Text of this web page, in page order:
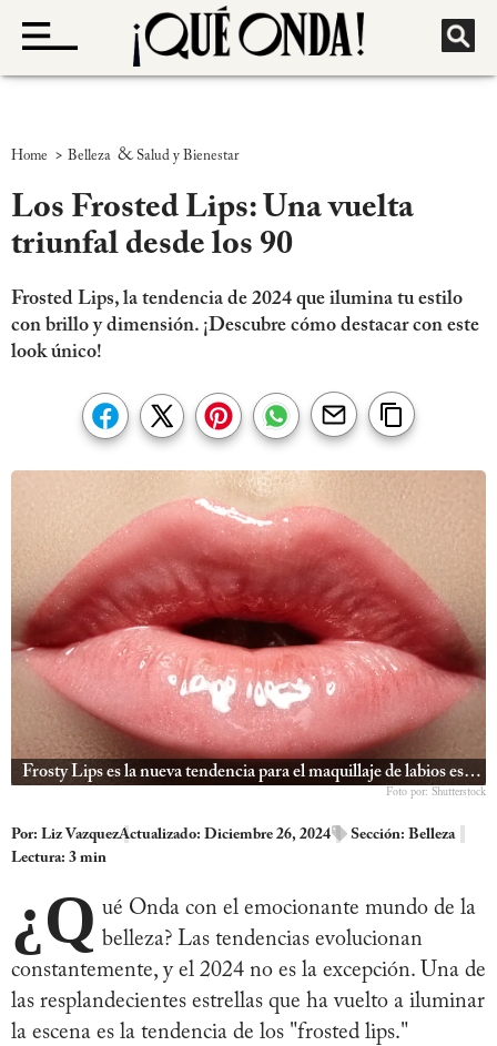
Home > Belleza & Salud y Bienestar
Los Frosted Lips: Una vuelta
triunfal desde los 90
Frosted Lips, la tendencia de 2024 que ilumina tu estilo
con brillo y dimensión. ¡Descubre cómo destacar con este
look único!
Frosty Lips es la nueva tendencia para el maquillaje de labios este 2014 | Qué Onda |
Foto por: Shutterstock
Por: Liz VazquezActualizado: Diciembre 26, 2024 Sección: Belleza
Lectura: 3 min
¿Q ué Onda con el emocionante mundo de la
belleza? Las tendencias evolucionan
constantemente, y el 2024 no es la excepción. Una de
las resplandecientes estrellas que ha vuelto a iluminar
la escena es la tendencia de los "frosted lips."